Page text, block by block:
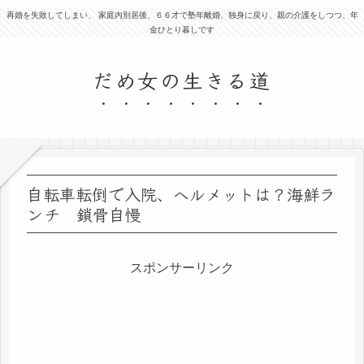
再婚を失敗してしまい、 家庭内別居後、６６才で塾年離婚、独身に戻り、親の介護をしつつ、年
金ひとり暮しです
だめ女の生きる道
自転車転倒で入院、ヘルメットは？海鮮ラ
ンチ 鎖骨自慢
スポンサーリンク